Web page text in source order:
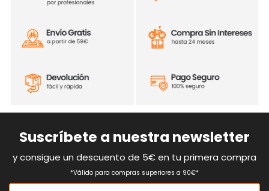
Suscríbete a nuestra newsletter
y consigue un descuento de 5€ en tu primera compra
*Válido para compras superiores a 90€*